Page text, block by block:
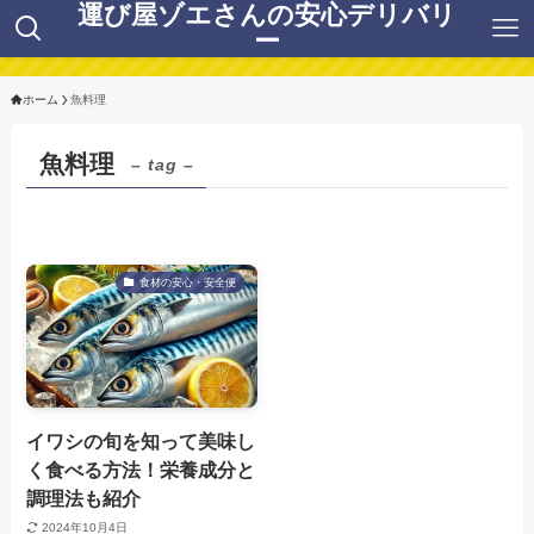
運び屋ゾエさんの安心デリバリ
ー
ホーム 魚料理
魚料理 – tag –
食材の安心・安全便
イワシの旬を知って美味し
く食べる方法！栄養成分と
調理法も紹介
2024年10月4日